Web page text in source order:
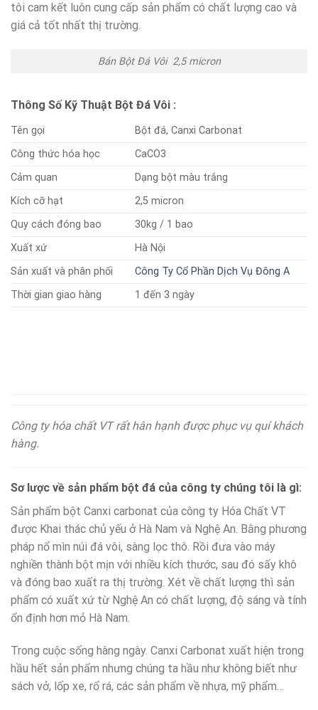
tôi cam kết luôn cung cấp sản phẩm có chất lượng cao và
giá cả tốt nhất thị trường.
Bán Bột Đá Vôi 2,5 micron
Thông Số Kỹ Thuật Bột Đá Vôi :
Tên gọi
Bột đá, Canxi Carbonat
Công thức hóa học
CaCO3
Cảm quan
Dạng bột màu trắng
Kích cỡ hạt
2,5 micron
Quy cách đóng bao
30kg / 1 bao
Xuất xứ
Hà Nội
Sản xuất và phân phối
Công Ty Cổ Phần Dịch Vụ Đông A
Thời gian giao hàng
1 đến 3 ngày
Công ty hóa chất VT rất hân hạnh được phục vụ quí khách
hàng.
Sơ lược về sản phẩm bột đá của công ty chúng tôi là gì:
Sản phẩm bột Canxi carbonat của công ty Hóa Chất VT
được Khai thác chủ yếu ở Hà Nam và Nghệ An. Bằng phương
pháp nổ mìn núi đá vôi, sàng lọc thô. Rồi đưa vào máy
nghiền thành bột mịn với nhiều kích thước, sau đó sấy khô
và đóng bao xuất ra thị trường. Xét về chất lượng thì sản
phẩm có xuất xứ từ Nghệ An có chất lượng, độ sáng và tính
ổn định hơn mỏ Hà Nam.
Trong cuộc sống hàng ngày. Canxi Carbonat xuất hiện trong
hầu hết sản phẩm nhưng chúng ta hầu như không biết như
sách vở, lốp xe, rổ rá, các sản phẩm về nhựa, mỹ phẩm…